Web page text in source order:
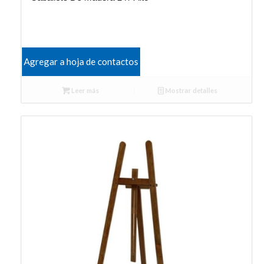
Agregar a hoja de contactos
Leer más Mostrar detalles